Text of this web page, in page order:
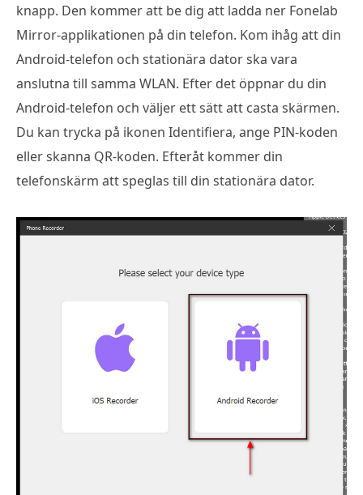
knapp. Den kommer att be dig att ladda ner Fonelab
Mirror-applikationen på din telefon. Kom ihåg att din
Android-telefon och stationära dator ska vara
anslutna till samma WLAN. Efter det öppnar du din
Android-telefon och väljer ett sätt att casta skärmen.
Du kan trycka på ikonen Identifiera, ange PIN-koden
eller skanna QR-koden. Efteråt kommer din
telefonskärm att speglas till din stationära dator.